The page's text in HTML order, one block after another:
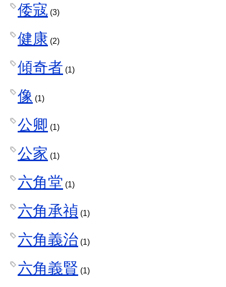
倭寇 (3)
健康 (2)
傾奇者 (1)
像 (1)
公卿 (1)
公家 (1)
六角堂 (1)
六角承禎 (1)
六角義治 (1)
六角義賢 (1)